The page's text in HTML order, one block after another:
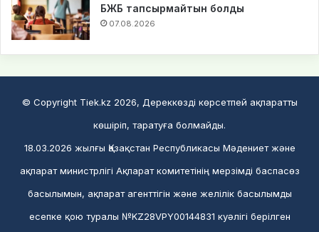
БЖБ тапсырмайтын болды
07.08.2026
© Copyright Tiek.kz 2026, Дереккөзді көрсетпей ақпаратты
көшіріп, таратуға болмайды.
18.03.2026 жылғы Қазақстан Республикасы Мәдениет және
ақпарат министрлігі Ақпарат комитетінің мерзімді баспасөз
басылымын, ақпарат агенттігін және желілік басылымды
есепке қою туралы №KZ28VPY00144831 куәлігі берілген